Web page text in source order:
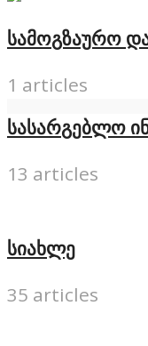
სამოგზაურო
1 articles
სასარგებლო
13 articles
სიახლე
35 articles